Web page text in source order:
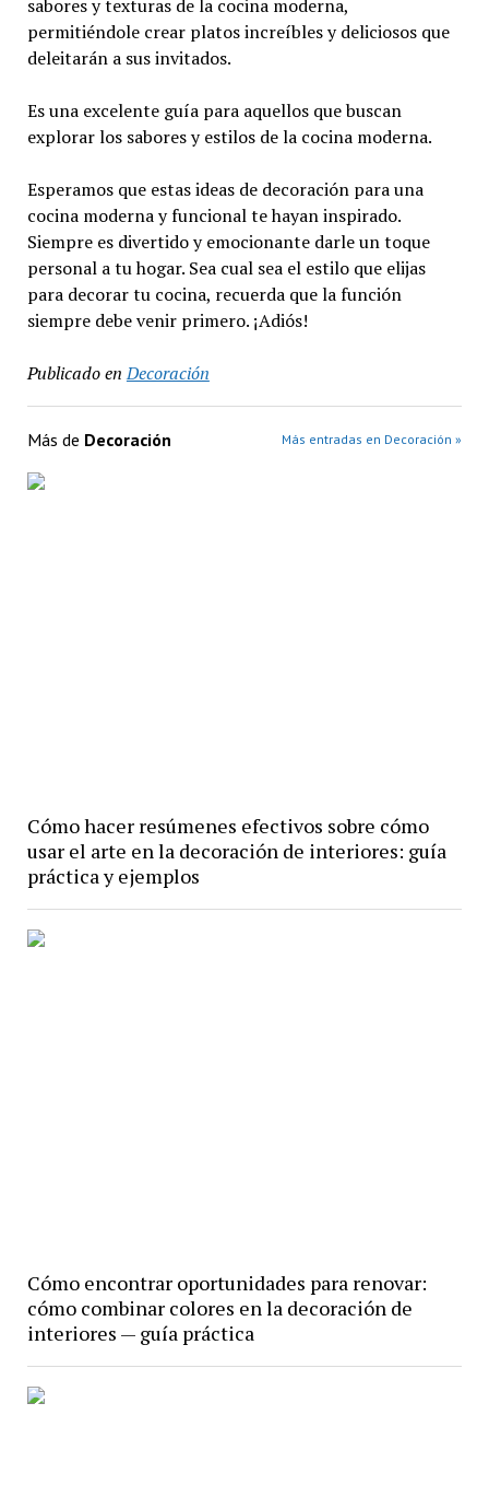
sabores y texturas de la cocina moderna,
permitiéndole crear platos increíbles y deliciosos que
deleitarán a sus invitados.
Es una excelente guía para aquellos que buscan
explorar los sabores y estilos de la cocina moderna.
Esperamos que estas ideas de decoración para una
cocina moderna y funcional te hayan inspirado.
Siempre es divertido y emocionante darle un toque
personal a tu hogar. Sea cual sea el estilo que elijas
para decorar tu cocina, recuerda que la función
siempre debe venir primero. ¡Adiós!
Publicado en Decoración
Más de Decoración Más entradas en Decoración »
Cómo hacer resúmenes efectivos sobre cómo
usar el arte en la decoración de interiores: guía
práctica y ejemplos
Cómo encontrar oportunidades para renovar:
cómo combinar colores en la decoración de
interiores — guía práctica